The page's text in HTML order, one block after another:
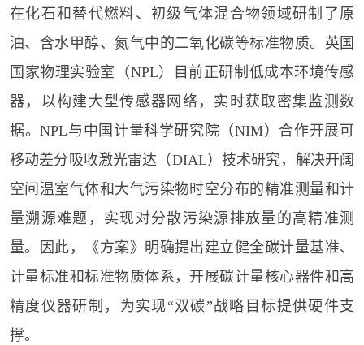
在化石和替代燃料、初级气体混合物领域研制了原
油、含水甲醇、氮气中的二氧化碳等标准物质。英国
国家物理实验室（NPL）目前正研制低成本环境传感
器，以构建大型传感器网络，实时获取密集监测数
据。NPL与中国计量科学研究院（NIM）合作开展可
移动差分吸收激光雷达（DIAL）技术研究，解决开阔
空间温室气体和大气污染物时空分布的精准测量和计
量溯源难题，实现对分散污染源排放量的高精准测
量。因此，《方案》明确提出建立健全碳计量基准、
计量标准和标准物质体系，开展碳计量核心器件和高
精度仪器研制，为实现“双碳”战略目标提供硬件支
撑。